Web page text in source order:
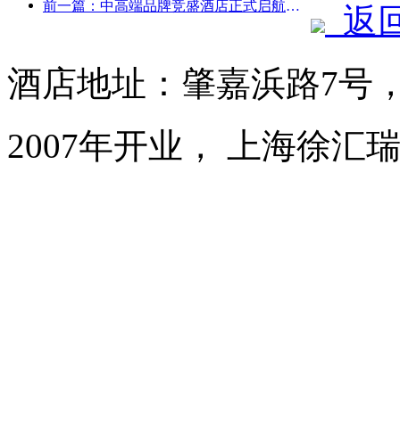
前一篇：中高端品牌竞盛酒店正式启航，开启电竞文旅融合新模式
返
酒店地址：肇嘉浜路7号
2007年开业， 上海徐